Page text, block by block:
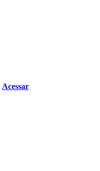
Acessar